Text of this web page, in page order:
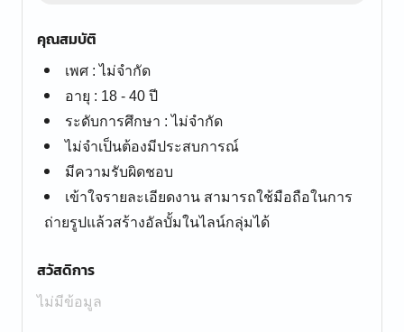
คุณสมบัติ
เพศ : ไม่จำกัด
อายุ : 18 - 40 ปี
ระดับการศึกษา : ไม่จำกัด
ไม่จำเป็นต้องมีประสบการณ์
มีความรับผิดชอบ
เข้าใจรายละเอียดงาน สามารถใช้มือถือในการ
ถ่ายรูปแล้วสร้างอัลบั้มในไลน์กลุ่มได้
สวัสดิการ
ไม่มีข้อมูล